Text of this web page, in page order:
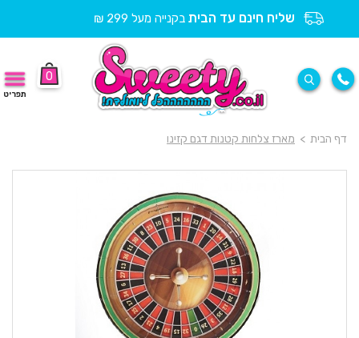
שליח חינם עד הבית בקנייה מעל 299 ₪
0
תפריט
דף הבית > מארז צלחות קטנות דגם קזינו